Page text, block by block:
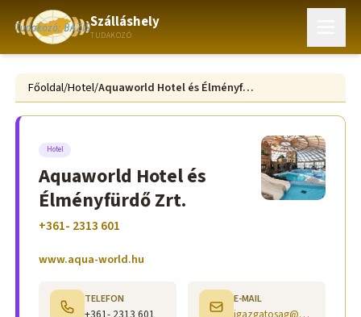
Szálláshely
TUDAKOZÓ
Főoldal/Hotel/ Aquaworld Hotel és Élményfürdő Zrt.
Hotel
Aquaworld Hotel és
Élményfürdő Zrt.
+361- 2313 601
www.aqua-world.hu
TELEFON E-MAIL